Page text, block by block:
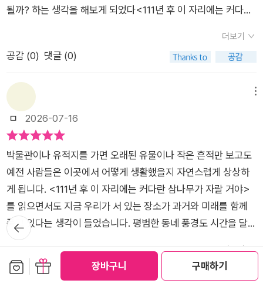
장바구니 구매하기
못하여 미래의 지구 모습이 어떻게 구현되었는지 모르겠는데, 책
머니가 된 에디트가 저 나이에도 아버지를 그리워하는 모습에 괜
히 나도 모르게 찡해졌다.내 아이는 할머니가 되었을때 나를 어떻
게 기억할까?아이의 아빠로서의 내 존재를 다시금 생각해보게
되었으니 이건 아이를 위한 그림책이 아니라 나를 위한 그림책이
였는지도.​나중에 1603년 뒤에 저 먼 명왕성에서 찾아오는 모자
는 혹시 뤄지의 후손인걸까?아니지, 뤄지는 2차원으로 접혀져버
삼나무가자랄거야#쥘리두인#아이스크림미디어#그림책#그림
책추천#추천그림책#도시#생태전환교육#환경인식#사회운동#
연대#상상력#공동체#희망#미래#화이트레이븐스#IBBY
될까? 하는 생각을 해보게 되었다​<111년 후 이 자리에는 커다란
시작된 한 아빠와 딸의 상상에서 출발해서 그 상상을 현실로 만드
는 작은 실천이 아이의 미래에 대한 희망이자 약속으로 자라는 과
란한 미래와 그리고 그 상상에 아빠 바시르가 진심으로 응답하며
아이가 세상을 바꿀 수 있다는 믿음을 심어주는 모습은 부모인 나
에게도 많은 생각을 하게 해준다​이 그림책은 닥쳐오는 불안한 미
수 있는 작은 실천에 집중하고, 또 행동할 수 있도록 격려한다그
렇게 작은 실천을 이어가다 보면 그 작은 실천이 우리 이웃과 사
회로 점점 퍼져서 도시 전체에 긍정적인 변화를 만드는 힘이 된다
는 메시지를 따뜻하게 전하고 있다가족과 함께 읽으면서 미래의
변화를 상상하고, 서로의 생각을 나누면서 우리 아이들에게 상상
력과 자신감을 키우는 소중한 시간이 될것이다​특히 아이의 상상
과 말에 진심으로 귀 기울이고 지지하는 어른의 역할이 얼마나 큰
힘이 되는지 다시 한 번 깨닫게 한다는 것이 감명깊다아이의 말대
더보기
공감 (0) 댓글 (0)
ㅁ 2026-07-16
박물관이나 유적지를 가면 오래된 유물이나 작은 흔적만 보고도
예전 사람들은 이곳에서 어떻게 생활했을지 자연스럽게 상상하
게 됩니다. <111년 후 이 자리에는 커다란 삼나무가 자랄 거야>
를 읽으면서도 지금 우리가 서 있는 장소가 과거와 미래를 함께
품고 있다는 생각이 들었습니다. 평범한 동네 풍경도 시간을 달리
바라보면 전혀 다른 의미를 가질 수 있다는 점이 흥미로웠습니다.
아이와 함께 주변을 둘러보며 익숙한 공간을 새로운 시선으로 바
라보는 시간이 되었습니다. 가장 인상 깊었던 장면은 작은 상상
더보기
공감 ( 0)댓글 (0)
뒤로가
기